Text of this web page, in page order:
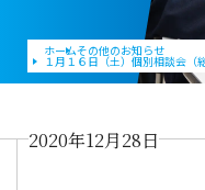
ホームその他のお知らせ
１月１６日（土）個別相談会（
2020年12月28日